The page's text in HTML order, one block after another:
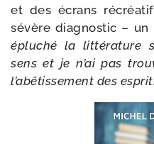
et des écrans
sévère diag­nos­tic –
éplu­ché la lit­té­ra­ture
sens et je n’ai pas
l’abêtissement des